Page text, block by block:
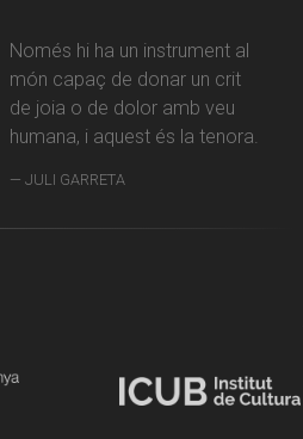
Només hi ha un instrument al
món capaç de donar un crit
de joia o de dolor amb veu
humana, i aquest és la tenora.
JULI GARRETA